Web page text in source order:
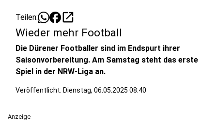
Teilen: open_in_new
Wieder mehr Football
Die Dürener Footballer sind im Endspurt ihrer
Saisonvorbereitung. Am Samstag steht das erste
Spiel in der NRW-Liga an.
Veröffentlicht: Dienstag, 06.05.2025 08:40
Anzeige